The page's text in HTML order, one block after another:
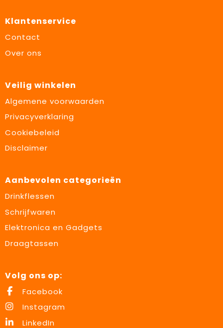
Klantenservice
Contact
Over ons
Veilig winkelen
Algemene voorwaarden
Privacyverklaring
Cookiebeleid
Disclaimer
Aanbevolen categorieën
Drinkflessen
Schrijfwaren
Elektronica en Gadgets
Draagtassen
Volg ons op:
Facebook
Instagram
LinkedIn